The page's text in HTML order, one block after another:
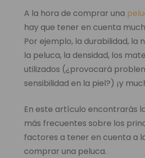
A la hora de comprar una
hay que tener en cuenta
Por ejemplo, la durabilidad, la
la peluca, la densidad, los
utilizados (¿provocará
sensibilidad en la piel?) ¡y
En este artículo encontrarás
más frecuentes sobre los
factores a tener en cuenta a
comprar una peluca.